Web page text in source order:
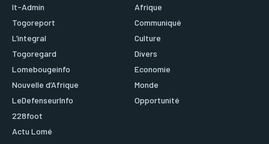
It-Admin
Togoreport
L’integral
Togoregard
Lomebougeinfo
Nouvelle d’Afrique
LeDefenseurInfo
228foot
Actu Lomé
Afrique
Communiqué
Culture
Divers
Economie
Monde
Opportunité